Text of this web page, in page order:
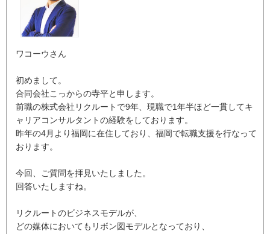
ワコーウさん
初めまして。
合同会社こっからの寺平と申します。
前職の株式会社リクルートで9年、現職で1年半ほど一貫してキ
ャリアコンサルタントの経験をしております。
昨年の4月より福岡に在住しており、福岡で転職支援を行なって
おります。
今回、ご質問を拝見いたしました。
回答いたしますね。
リクルートのビジネスモデルが、
どの媒体においてもリボン図モデルとなっており、